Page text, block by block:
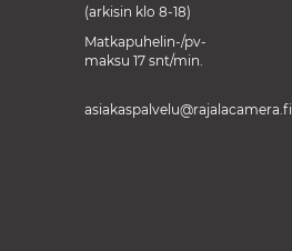
(arkisin klo 8-18)
Matkapuhelin-/pv-
maksu 17 snt/min.
asiakaspalvelu@rajalacamera.fi